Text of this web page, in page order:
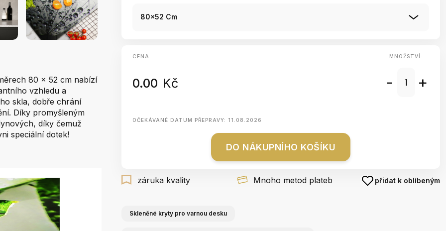
80 x 52 cm nabízí
vzhledu a
skla, dobře chrání
Díky promyšleným
díky čemuž
speciální dotek!
80x52 Cm
CENA
0.00 Kč
MNOŽSTVÍ:
- +
OČEKÁVANÉ DATUM PŘEPRAVY: 11.08.2026
DO NÁKUPNÍHO KOŠÍKU
záruka kvality Mnoho metod plateb přidat k oblíbeným
Skleněné kryty pro varnou desku